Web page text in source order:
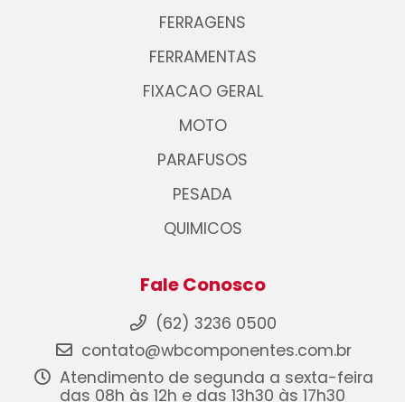
FERRAGENS
FERRAMENTAS
FIXACAO GERAL
MOTO
PARAFUSOS
PESADA
QUIMICOS
Fale Conosco
(62) 3236 0500
contato@wbcomponentes.com.br
Atendimento de segunda a sexta-feira
das 08h às 12h e das 13h30 às 17h30